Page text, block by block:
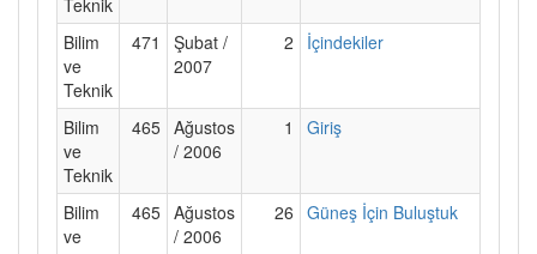
Bilim
ve
Teknik
471
Şubat /
2007
2 İçindekiler
Bilim
ve
Teknik
465 Ağustos
/ 2006
1 Giriş
Bilim
ve
465 Ağustos
/ 2006
26 Güneş İçin Buluştuk